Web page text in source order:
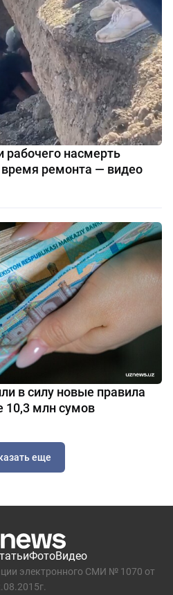
рабочего насмерть
ремонта — видео
в силу новые правила
10,3 млн сумов
еще
ФотоВидео
электронного СМИ № 1070 от